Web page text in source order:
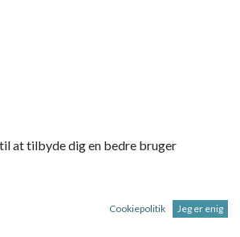
Startside
at tilbyde dig en bedre bruger
Cookiepolitik Jeg er enig